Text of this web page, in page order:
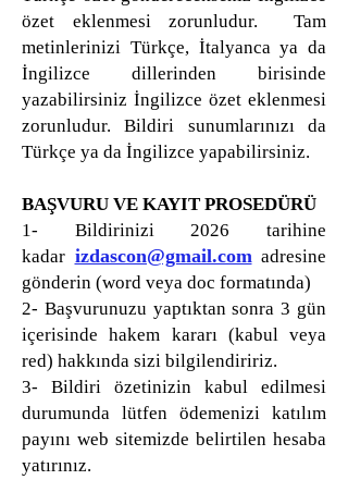
özet eklenmesi zorunludur. Tam
metinlerinizi Türkçe, İtalyanca ya da
İngilizce dillerinden birisinde
yazabilirsiniz İngilizce özet eklenmesi
zorunludur. Bildiri sunumlarınızı da
Türkçe ya da İngilizce yapabilirsiniz.
BAŞVURU VE KAYIT PROSEDÜRÜ
1- Bildirinizi 2026 tarihine
kadar izdascon@gmail.comadresine
gönderin (word veya doc formatında)
2- Başvurunuzu yaptıktan sonra 3 gün
içerisinde hakem kararı (kabul veya
red) hakkında sizi bilgilendiririz.
3- Bildiri özetinizin kabul edilmesi
durumunda lütfen ödemenizi katılım
payını web sitemizde belirtilen hesaba
yatırınız.